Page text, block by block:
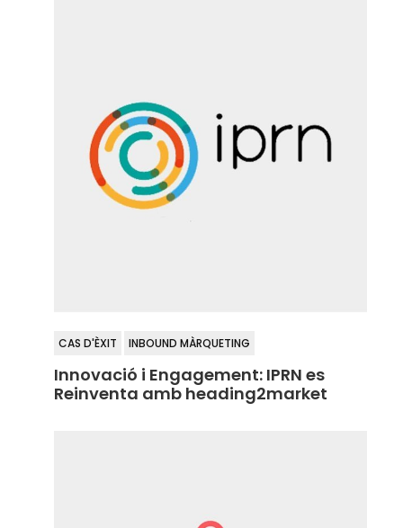
CAS D'ÈXIT INBOUND MÀRQUETING
Innovació i Engagement: IPRN es
Reinventa amb heading2market